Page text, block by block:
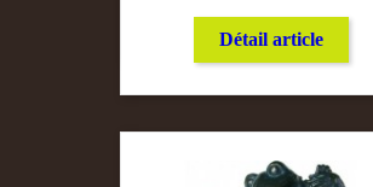
Détail article